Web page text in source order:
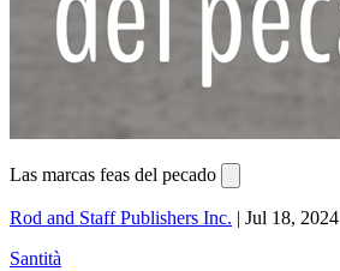
Las marcas feas del pecado
Rod and Staff Publishers Inc. | Jul 18, 2024
Santità